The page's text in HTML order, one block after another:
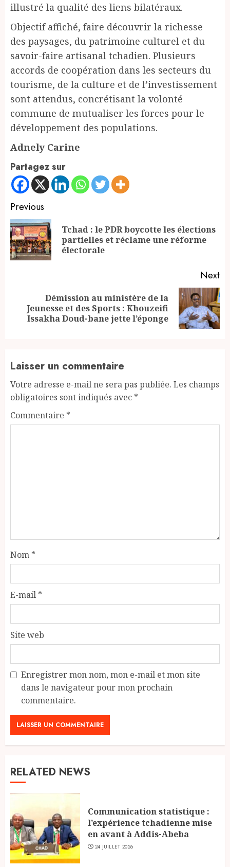
illustré la qualité des liens bilatéraux.
Objectif affiché, faire découvrir la richesse
des paysages, du patrimoine culturel et du
savoir-faire artisanal tchadien. Plusieurs
accords de coopération dans les secteurs du
tourisme, de la culture et de l’investissement
sont attendus, concrétisant la volonté
commune de mutualiser les forces pour le
développement des populations.
Adnely Carine
Partagez sur
Continue
Reading
Previous
Tchad : le PDR boycotte les élections
partielles et réclame une réforme
électorale
Next
Next
post:
Démission au ministère de la
Jeunesse et des Sports : Khouzeifi
Issakha Doud-bane jette l’éponge
Laisser un commentaire
Votre adresse e-mail ne sera pas publiée. Les champs
obligatoires sont indiqués avec *
Commentaire *
Nom *
E-mail *
Site web
Enregistrer mon nom, mon e-mail et mon site
dans le navigateur pour mon prochain
commentaire.
RELATED NEWS
Communication statistique :
l’expérience tchadienne mise
en avant à Addis-Abeba
24 JUILLET 2026